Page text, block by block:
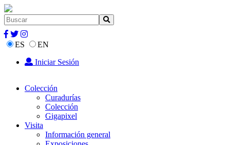
ES
EN
Iniciar Sesión
Colección
Curadurías
Colección
Gigapixel
Visita
Información general